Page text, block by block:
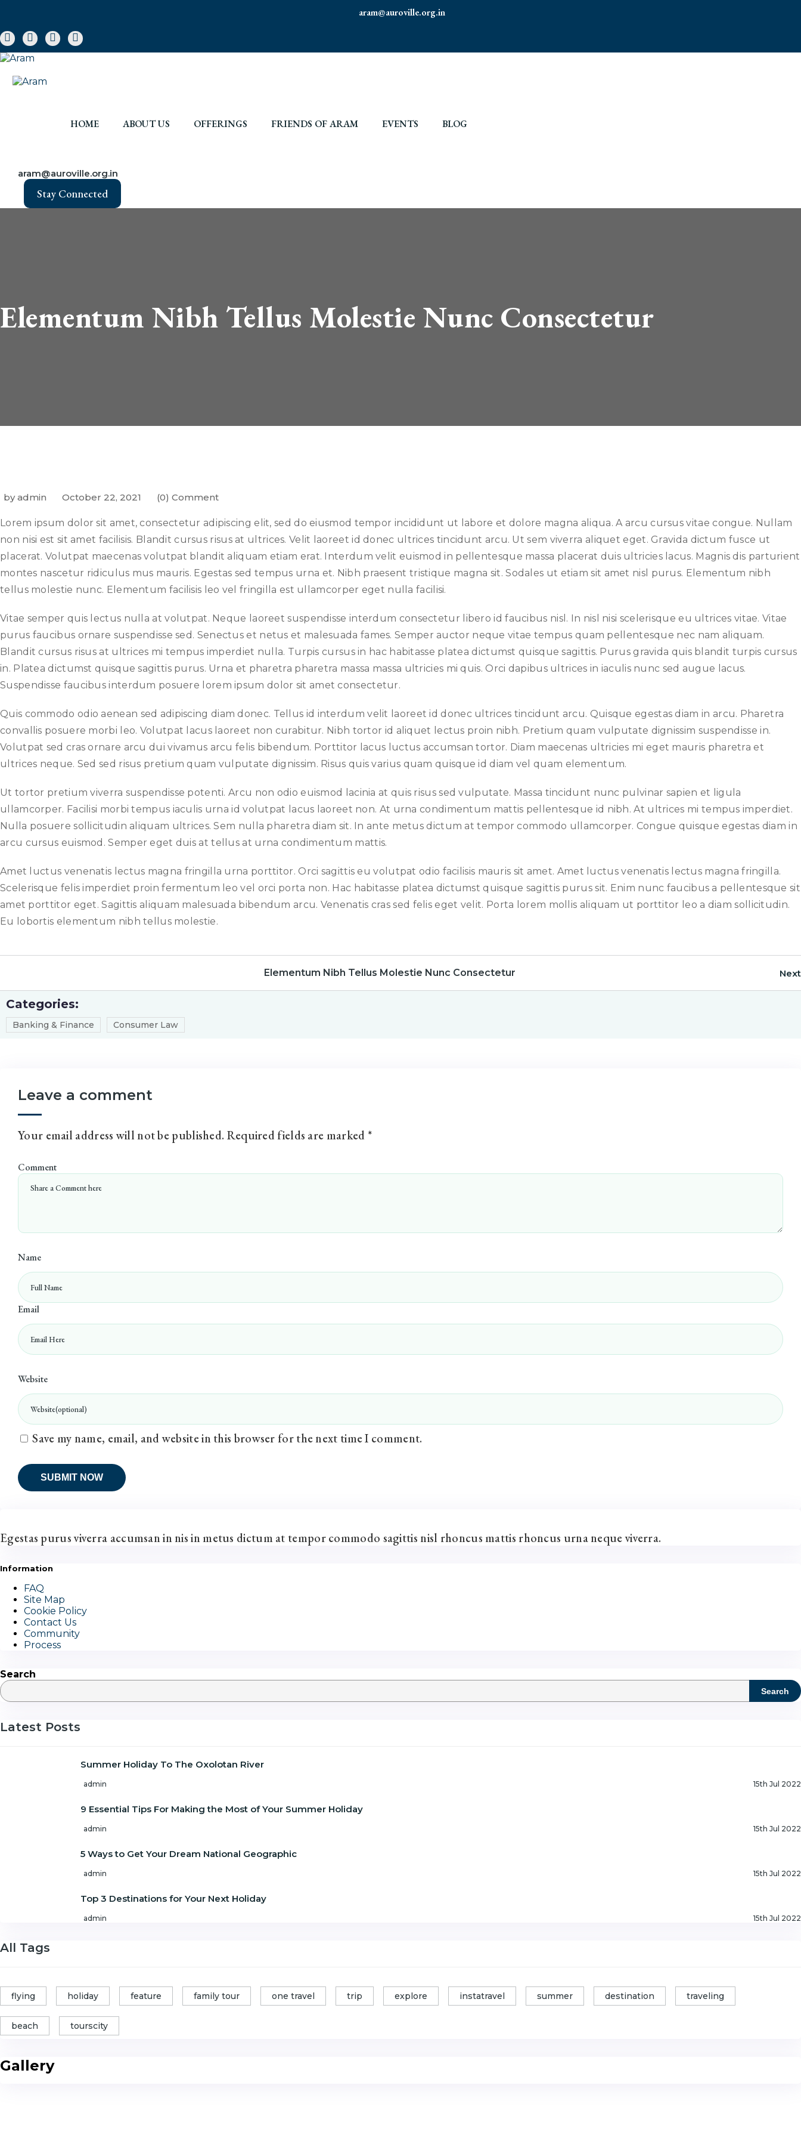
aram@auroville.org.in
HOME ABOUT US OFFERINGS FRIENDS OF ARAM EVENTS BLOG
aram@auroville.org.in
Stay Connected
Elementum Nibh Tellus Molestie Nunc Consectetur
by admin October 22, 2021 (0) Comment
Lorem ipsum dolor sit amet, consectetur adipiscing elit, sed do eiusmod tempor incididunt ut labore et dolore magna aliqua. A arcu cursus vitae congue. Nullam
non nisi est sit amet facilisis. Blandit cursus risus at ultrices. Velit laoreet id donec ultrices tincidunt arcu. Ut sem viverra aliquet eget. Gravida dictum fusce ut
placerat. Volutpat maecenas volutpat blandit aliquam etiam erat. Interdum velit euismod in pellentesque massa placerat duis ultricies lacus. Magnis dis parturient
montes nascetur ridiculus mus mauris. Egestas sed tempus urna et. Nibh praesent tristique magna sit. Sodales ut etiam sit amet nisl purus. Elementum nibh
tellus molestie nunc. Elementum facilisis leo vel fringilla est ullamcorper eget nulla facilisi.
Vitae semper quis lectus nulla at volutpat. Neque laoreet suspendisse interdum consectetur libero id faucibus nisl. In nisl nisi scelerisque eu ultrices vitae. Vitae
purus faucibus ornare suspendisse sed. Senectus et netus et malesuada fames. Semper auctor neque vitae tempus quam pellentesque nec nam aliquam.
Blandit cursus risus at ultrices mi tempus imperdiet nulla. Turpis cursus in hac habitasse platea dictumst quisque sagittis. Purus gravida quis blandit turpis cursus
in. Platea dictumst quisque sagittis purus. Urna et pharetra pharetra massa massa ultricies mi quis. Orci dapibus ultrices in iaculis nunc sed augue lacus.
Suspendisse faucibus interdum posuere lorem ipsum dolor sit amet consectetur.
Quis commodo odio aenean sed adipiscing diam donec. Tellus id interdum velit laoreet id donec ultrices tincidunt arcu. Quisque egestas diam in arcu. Pharetra
convallis posuere morbi leo. Volutpat lacus laoreet non curabitur. Nibh tortor id aliquet lectus proin nibh. Pretium quam vulputate dignissim suspendisse in.
Volutpat sed cras ornare arcu dui vivamus arcu felis bibendum. Porttitor lacus luctus accumsan tortor. Diam maecenas ultricies mi eget mauris pharetra et
ultrices neque. Sed sed risus pretium quam vulputate dignissim. Risus quis varius quam quisque id diam vel quam elementum.
Ut tortor pretium viverra suspendisse potenti. Arcu non odio euismod lacinia at quis risus sed vulputate. Massa tincidunt nunc pulvinar sapien et ligula
ullamcorper. Facilisi morbi tempus iaculis urna id volutpat lacus laoreet non. At urna condimentum mattis pellentesque id nibh. At ultrices mi tempus imperdiet.
Nulla posuere sollicitudin aliquam ultrices. Sem nulla pharetra diam sit. In ante metus dictum at tempor commodo ullamcorper. Congue quisque egestas diam in
arcu cursus euismod. Semper eget duis at tellus at urna condimentum mattis.
Amet luctus venenatis lectus magna fringilla urna porttitor. Orci sagittis eu volutpat odio facilisis mauris sit amet. Amet luctus venenatis lectus magna fringilla.
Scelerisque felis imperdiet proin fermentum leo vel orci porta non. Hac habitasse platea dictumst quisque sagittis purus sit. Enim nunc faucibus a pellentesque sit
amet porttitor eget. Sagittis aliquam malesuada bibendum arcu. Venenatis cras sed felis eget velit. Porta lorem mollis aliquam ut porttitor leo a diam sollicitudin.
Eu lobortis elementum nibh tellus molestie.
Elementum Nibh Tellus Molestie Nunc Consectetur Next
Categories:
Banking & Finance Consumer Law
Leave a comment
Your email address will not be published. Required fields are marked *
Comment
Name
Email
Website
Save my name, email, and website in this browser for the next time I comment.
Egestas purus viverra accumsan in nis in metus dictum at tempor commodo sagittis nisl rhoncus mattis rhoncus urna neque viverra.
Information
FAQ
Site Map
Cookie Policy
Contact Us
Community
Process
Search
Search
Latest Posts
Summer Holiday To The Oxolotan River
admin 15th Jul 2022
9 Essential Tips For Making the Most of Your Summer Holiday
admin 15th Jul 2022
5 Ways to Get Your Dream National Geographic
admin 15th Jul 2022
Top 3 Destinations for Your Next Holiday
admin 15th Jul 2022
All Tags
flying holiday feature family tour one travel trip explore instatravel summer destination traveling
beach tourscity
Gallery